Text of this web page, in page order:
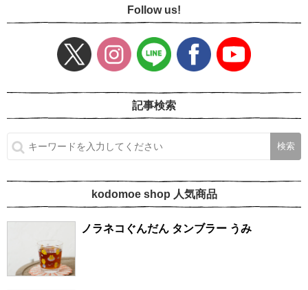
Follow us!
記事検索
kodomoe shop 人気商品
ノラネコぐんだん タンブラー うみ